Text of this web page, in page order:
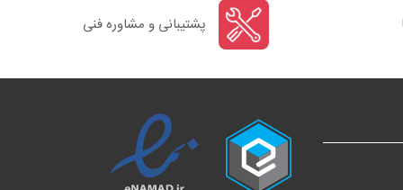
پشتیبانی و مشاوره فنی